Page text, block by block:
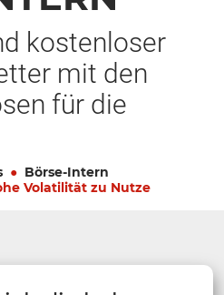
kostenloser
mit den
für die
Börse-Intern
Volatilität zu Nutze